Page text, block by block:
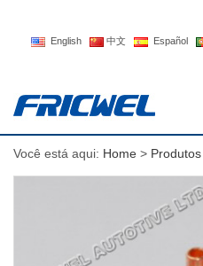
English 中文 Español
Você está aqui: Home > Produtos